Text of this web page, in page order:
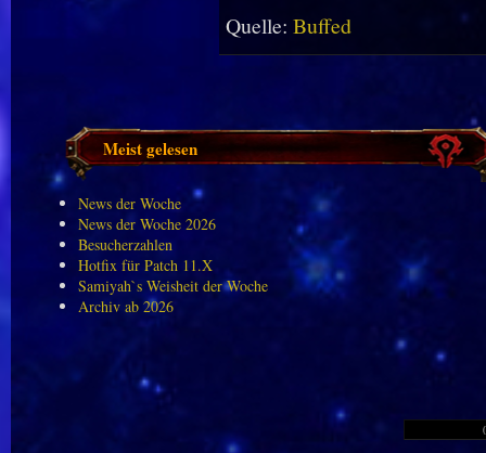
Quelle: Buffed
Meist gelesen
News der Woche
News der Woche 2026
Besucherzahlen
Hotfix für Patch 11.X
Samiyah`s Weisheit der Woche
Archiv ab 2026